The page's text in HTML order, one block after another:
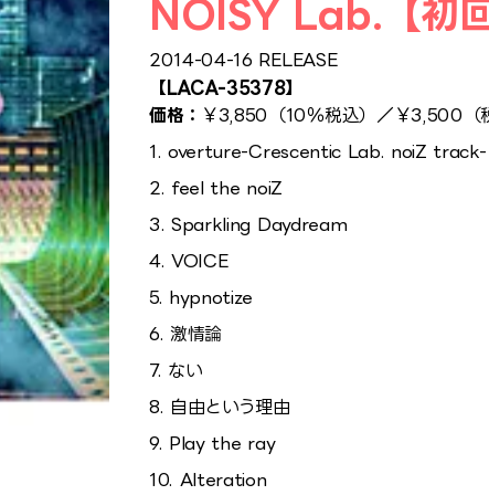
NOISY Lab.【初回
2014-04-16 RELEASE
【LACA-35378】
価格： ￥3,850（10％税込）／￥3,500（
1. overture-Crescentic Lab. noiZ track-
2. feel the noiZ
3. Sparkling Daydream
4. VOICE
5. hypnotize
6. 激情論
7. ない
8. 自由という理由
9. Play the ray
10. Alteration